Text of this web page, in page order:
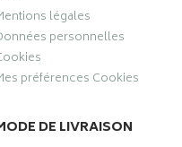
légales
personnelles
préférences Cookies
DE LIVRAISON